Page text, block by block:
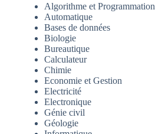
Algorithme et Programmation
Automatique
Bases de données
Biologie
Bureautique
Calculateur
Chimie
Economie et Gestion
Electricité
Electronique
Génie civil
Géologie